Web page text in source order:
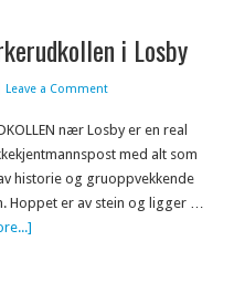
i Losby
Leave a Comment
nær Losby er en real
med alt som
historie og gruoppvekkende
Hoppet er av stein og ligger …